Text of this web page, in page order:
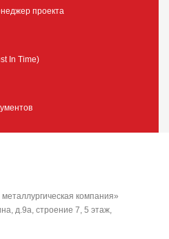
проекта
In Time)
компания»
д.9а, строение 7, 5 этаж,